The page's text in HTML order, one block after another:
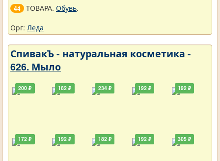
44 ТОВАРА. Обувь.
Орг: Леда
СпивакЪ - натуральная косметика -
626. Мыло
200 ₽
172 ₽
182 ₽
192 ₽
234 ₽
182 ₽
192 ₽
192 ₽
192 ₽
305 ₽